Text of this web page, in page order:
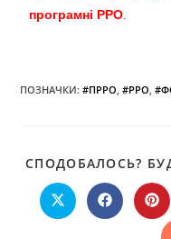
програмні РРО
ПОЗНАЧКИ:#ПРРО #РРО
СПОДОБАЛОСЬ?